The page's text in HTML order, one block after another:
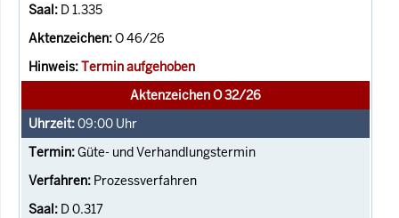
D 1.335
O 46/26
Termin aufgehoben
Aktenzeichen O 32/26
09:00 Uhr
Güte- und Verhandlungstermin
Prozessverfahren
D 0.317